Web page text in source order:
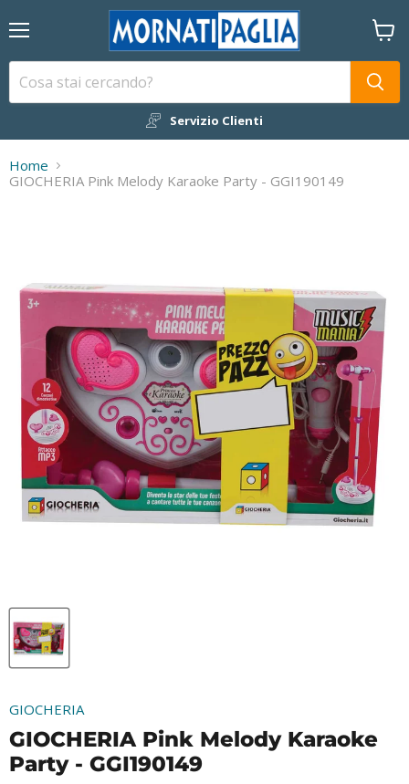
Servizio Clienti
il
Home
GIOCHERIA Pink Melody Karaoke Party - GGI190149
GIOCHERIA
GIOCHERIA Pink Melody Karaoke
Party - GGI190149